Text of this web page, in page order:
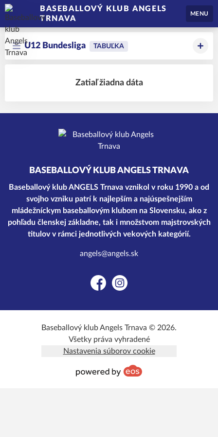
BASEBALLOVÝ KLUB ANGELS
TRNAVA
MENU
U12 Bundesliga TABUĽKA
Zatiaľ žiadna dáta
BASEBALLOVÝ KLUB ANGELS TRNAVA
Baseballový klub ANGELS Trnava vznikol v roku 1990 a od
svojho vzniku patrí k najlepším a najúspešnejším
mládežníckym baseballovým klubom na Slovensku, ako z
pohľadu členskej základne, tak i množstvom majstrovských
titulov v rámci jednotlivých vekových kategórií.
angels@angels.sk
FacebookInstagram
Baseballový klub Angels Trnava © 2026.
Všetky práva vyhradené
Nastavenia súborov cookie